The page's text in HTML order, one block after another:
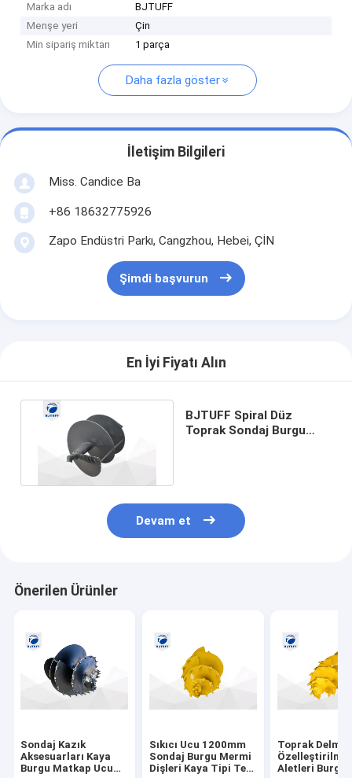
Marka adı
BJTUFF
Menşe yeri
Çin
Min sipariş miktarı
1 parça
Daha fazla göster
İletişim Bilgileri
Miss. Candice Ba
+86 18632775926
Zapo Endüstri Parkı, Cangzhou, Hebei, ÇİN
Şimdi başvurun
En İyi Fiyatı Alın
BJTUFF Spiral Düz
Toprak Sondaj Burgu
Devam et
Önerilen Ürünler
Sondaj Kazık
Aksesuarları Kaya
Burgu Matkap Ucu
Sıkıcı Ucu 1200mm
Sondaj Burgu Mermi
Dişleri Kaya Tipi Tek
Toprak Delme
Özelleştirilmiş
Aletleri Burgu